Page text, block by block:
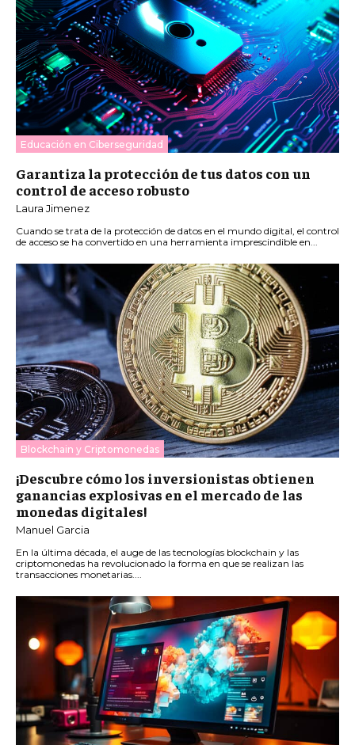
Educación en Ciberseguridad
Garantiza la protección de tus datos con un
control de acceso robusto
Laura Jimenez
Cuando se trata de la protección de datos en el mundo digital, el control
de acceso se ha convertido en una herramienta imprescindible en...
Blockchain y Criptomonedas
¡Descubre cómo los inversionistas obtienen
ganancias explosivas en el mercado de las
monedas digitales!
Manuel Garcia
En la última década, el auge de las tecnologías blockchain y las
criptomonedas ha revolucionado la forma en que se realizan las
transacciones monetarias....